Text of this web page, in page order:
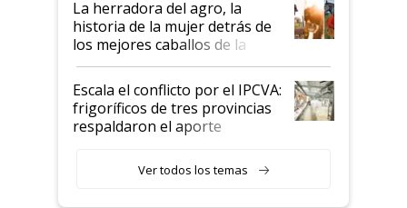
La herradora del agro, la
historia de la mujer detrás de
los mejores caballos de la
Argentina y los mitos que
todavía hacen sufrir a estos
animales: "Mientras me
descalificaban, yo seguí
haciendo currículum"
Escala el conflicto por el IPCVA:
frigoríficos de tres provincias
respaldaron el aporte
Ver todos los temas